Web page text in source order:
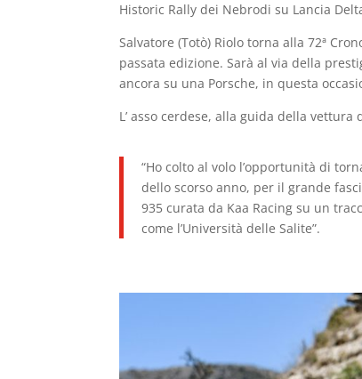
Historic Rally dei Nebrodi su Lancia
Salvatore (Totò) Riolo torna alla 72ª
passata edizione. Sarà al via della
ancora su una Porsche, in questa
L’ asso cerdese, alla guida della
“Ho colto al volo l’opportunità di
dello scorso anno, per il grande
935 curata da Kaa Racing su un
come l’Università delle Salite”.